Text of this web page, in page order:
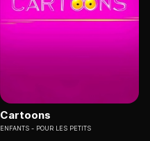
Cartoons
ENFANTS POUR LES PETITS